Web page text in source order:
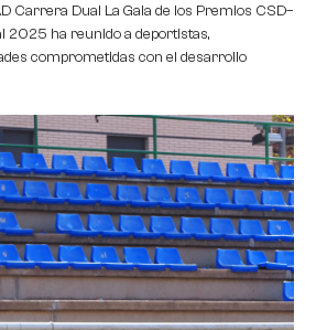
Carrera Dual La Gala de los Premios CSD–
2025 ha reunido a deportistas,
comprometidas con el desarrollo